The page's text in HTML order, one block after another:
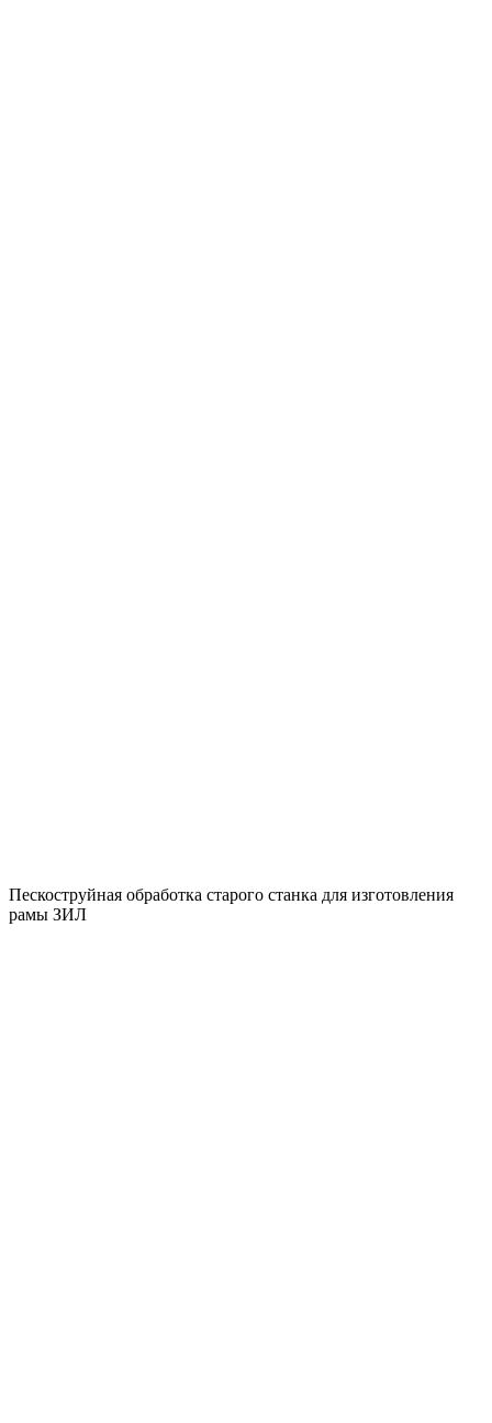
Пескоструйная обработка старого станка для изготовления
рамы ЗИЛ